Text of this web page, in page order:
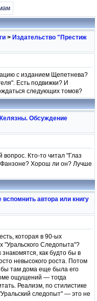
> Издательство "Престиж
с изданием Щепетнева?
Есть подвижки? И
следующих томов?
Обсуждение
Кто-то читал "Глаз
Фанзоне? Хорош ли он? Лучше
вспомнить автора или книгу
которая в 90-ых
"Уральского Следопыта"?
как будто бы в
невысокого роста. Потом
бы там дома еще была его
ощущений — тогда
Реализм, по стилистике
следопыт" — это не